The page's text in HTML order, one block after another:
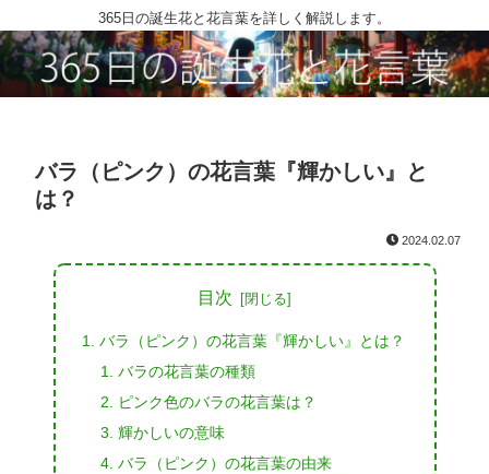
365日の誕生花と花言葉を詳しく解説します。
バラ（ピンク）の花言葉『輝かしい』と
は？
2024.02.07
目次
バラ（ピンク）の花言葉『輝かしい』とは？
バラの花言葉の種類
ピンク色のバラの花言葉は？
輝かしいの意味
バラ（ピンク）の花言葉の由来